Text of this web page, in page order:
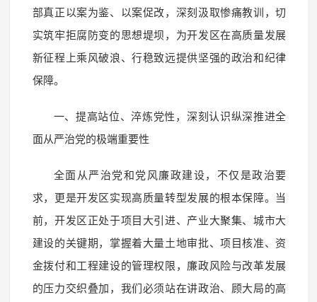
部真正以案为鉴、以案促改，深刻汲取惨痛教训，切
实筑牢拒腐防变的思想堤坝，为开发区在高质量发展
新征程上乘风破浪、行稳致远提供坚强的政治和纪律
保障。
一、提高站位、淬炼党性，深刻认识纵深推进全
面从严治党的极端重要性
全面从严治党和党风廉政建设，不仅是政治要
求，更是开发区实现高质量转型发展的根本保障。当
前，开发区正处于项目大引进、产业大聚集、城市大
建设的关键期，掌握着大量土地审批、项目核准、资
金拨付和工程建设的管理权限，廉政风险与改革发展
的压力交织叠加，我们必须站在讲政治、顾大局的高